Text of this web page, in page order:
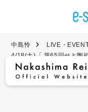
中島怜 LIVE・
4/18(土)「 第65回せと陶